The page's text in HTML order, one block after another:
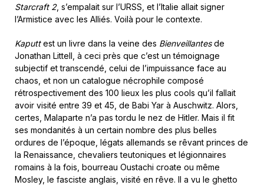
Starcraft 2, s’empalait sur l’URSS, et l’Italie allait signer
l’Armistice avec les Alliés. Voilà pour le contexte.
Kaputtest un livre dans la veine des Bienveillantesde
Jonathan Littell, à ceci près que c’est un témoignage
subjectif et transcendé, celui de l’impuissance face au
chaos, et non un catalogue nécrophile composé
rétrospectivement des 100 lieux les plus cools qu’il fallait
avoir visité entre 39 et 45, de Babi Yar à Auschwitz. Alors,
certes, Malaparte n’a pas tordu le nez de Hitler. Mais il fit
ses mondanités à un certain nombre des plus belles
ordures de l’époque, légats allemands se rêvant princes de
la Renaissance, chevaliers teutoniques et légionnaires
romains à la fois, bourreau Oustachi croate ou même
Mosley, le fasciste anglais, visité en rêve. Il a vu le ghetto